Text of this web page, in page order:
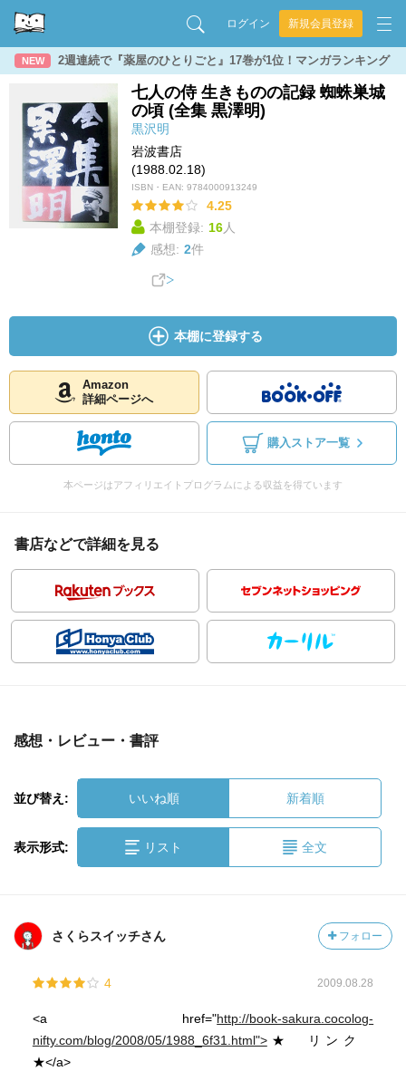
ログイン 新規会員登録
NEW 2週連続で『薬屋のひとりごと』17巻が1位！マンガランキング
七人の侍 生きものの記録 蜘蛛巣城
の頃 (全集 黒澤明)
黒沢明
岩波書店
(1988.02.18)
ISBN・EAN: 9784000913249
4.25
本棚登録: 16人
感想: 2件
本棚に登録する
Amazon
詳細ページへ
購入ストア一覧
本ページはアフィリエイトプログラムによる収益を得ています
書店などで詳細を見る
感想・レビュー・書評
並び替え: いいね順 新着順
表示形式: リスト 全文
さくらスイッチさん フォロー
4 2009.08.28
<a href="http://book-sakura.cocolog-
nifty.com/blog/2008/05/1988_6f31.html">★ リンク
★</a>